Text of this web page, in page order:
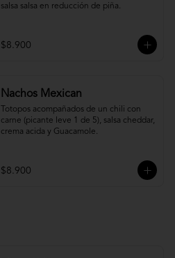
salsa salsa en reducción de piña.
$8.900
Nachos Mexican
Totopos acompañados de un chili con
carne (picante leve 1 de 5), salsa cheddar,
crema acida y Guacamole.
$8.900